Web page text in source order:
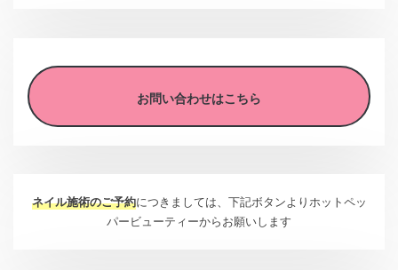
お問い合わせはこちら
ネイル施術のご予約につきましては、下記ボタンよりホットペッ
パービューティーからお願いします